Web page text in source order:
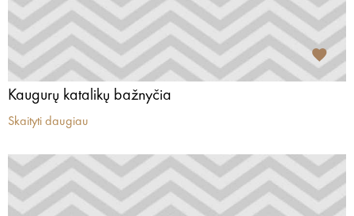
Kaugurų katalikų bažnyčia
Skaityti daugiau